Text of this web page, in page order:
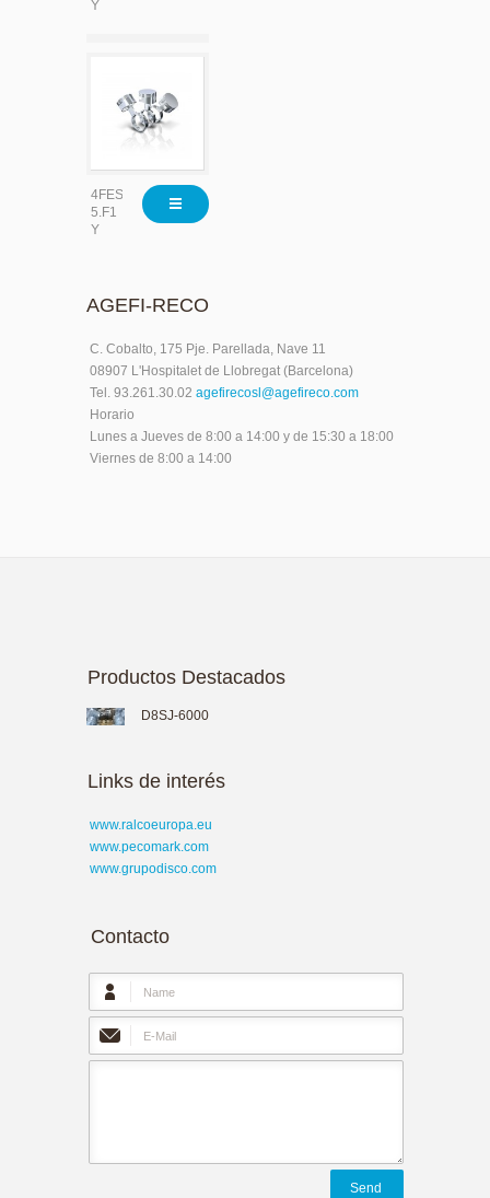
Y
4FES-
5.F1
Y
AGEFI-RECO
C. Cobalto, 175 Pje. Parellada, Nave 11
08907 L'Hospitalet de Llobregat (Barcelona)
Tel. 93.261.30.02 agefirecosl@agefireco.com
Horario
Lunes a Jueves de 8:00 a 14:00 y de 15:30 a 18:00
Viernes de 8:00 a 14:00
Productos Destacados
D8SJ-6000
Links de interés
www.ralcoeuropa.eu
www.pecomark.com
www.grupodisco.com
Contacto
Send